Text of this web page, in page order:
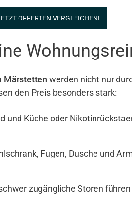
OFFERTEN VERGLEICHEN!
Märstetten werden nicht nur
den Preis besonders stark:
und Küche oder
Fugen, Dusche und
zugängliche Storen